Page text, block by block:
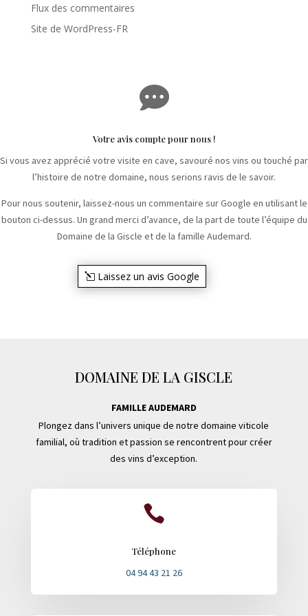
Flux des commentaires
Site de WordPress-FR

Votre avis compte pour nous !
Si vous avez apprécié votre visite en cave, savouré nos vins ou touché par
l’histoire de notre domaine, nous serions ravis de le savoir.
Pour nous soutenir, laissez-nous un commentaire sur Google en utilisant le
bouton ci-dessus. Un grand merci d’avance, de la part de toute l’équipe du
Domaine de la Giscle et de la famille Audemard.
Laissez un avis Google
DOMAINE DE LA GISCLE
FAMILLE AUDEMARD
Plongez dans l’univers unique de notre domaine viticole
familial, où tradition et passion se rencontrent pour créer
des vins d’exception.

Téléphone
04 94 43 21 26